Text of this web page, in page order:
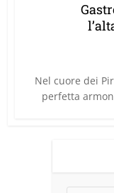
Nel cuore dei
perfetta